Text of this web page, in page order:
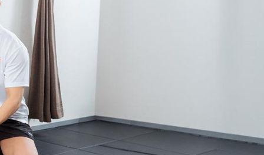
カンタン30秒申し込み
で無料体験予約
大泉学園店
石神井公園店